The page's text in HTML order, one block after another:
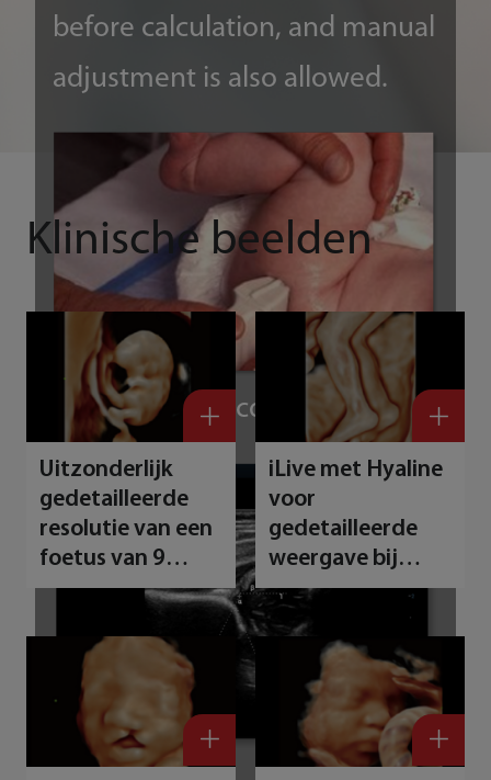
before calculation, and manual
adjustment is also allowed.
Image acquisition
Klinische beelden
Uitzonderlijk
gedetailleerde
resolutie van een
foetus van 9
weken met iLive
iLive met Hyaline
voor
gedetailleerde
weergave bij
beenspieren